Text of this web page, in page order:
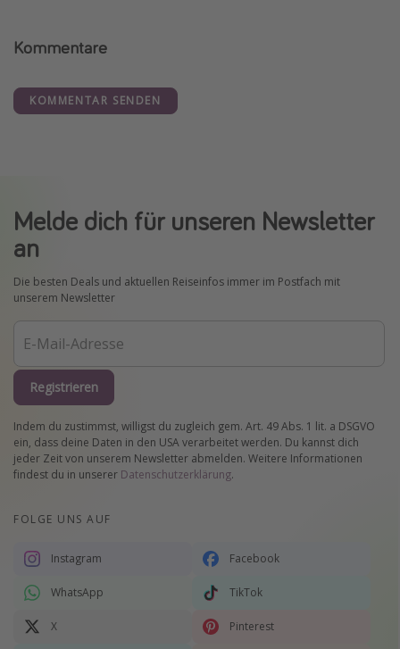
Kommentare
KOMMENTAR SENDEN
Melde dich für unseren Newsletter
an
Die besten Deals und aktuellen Reiseinfos immer im Postfach mit
unserem Newsletter
Registrieren
Indem du zustimmst, willigst du zugleich gem. Art. 49 Abs. 1 lit. a DSGVO
ein, dass deine Daten in den USA verarbeitet werden. Du kannst dich
jeder Zeit von unserem Newsletter abmelden. Weitere Informationen
findest du in unserer Datenschutzerklärung.
FOLGE UNS AUF
Instagram Facebook
WhatsApp TikTok
X Pinterest